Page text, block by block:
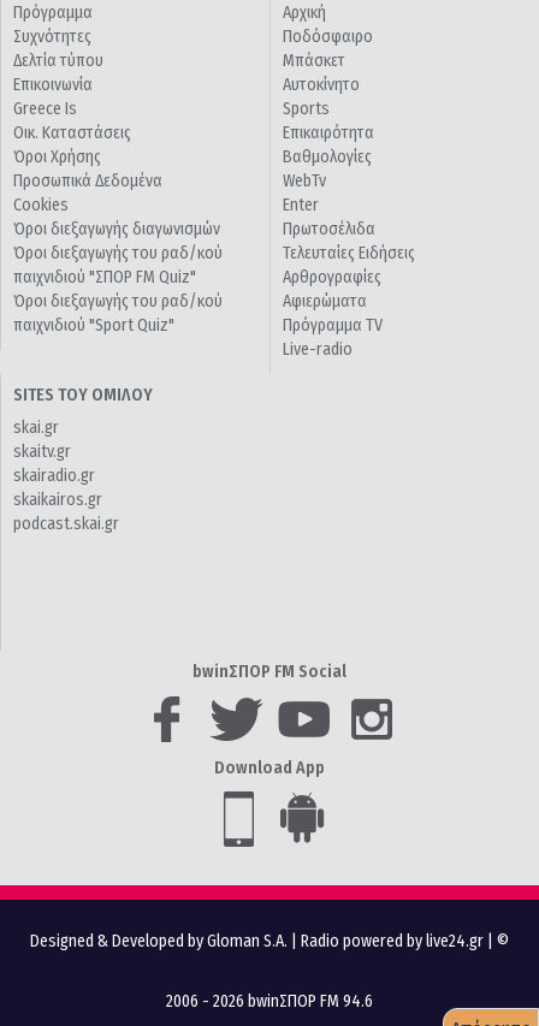
Πρόγραμμα
Συχνότητες
Δελτία τύπου
Επικοινωνία
Greece Is
Οικ. Καταστάσεις
Όροι Χρήσης
Προσωπικά Δεδομένα
Cookies
Όροι διεξαγωγής διαγωνισμών
Όροι διεξαγωγής του ραδ/κού
παιχνιδιού "ΣΠΟΡ FM Quiz"
Όροι διεξαγωγής του ραδ/κού
παιχνιδιού "Sport Quiz"
Αρχική
Ποδόσφαιρο
Μπάσκετ
Αυτοκίνητο
Sports
Επικαιρότητα
Βαθμολογίες
WebTv
Enter
Πρωτοσέλιδα
Τελευταίες Ειδήσεις
Αρθρογραφίες
Αφιερώματα
Πρόγραμμα TV
Live-radio
SITES ΤΟΥ ΟΜΙΛΟΥ
skai.gr
skaitv.gr
skairadio.gr
skaikairos.gr
podcast.skai.gr
bwinΣΠΟΡ FM Social
Download App
Designed & Developed by Gloman S.A. Radio powered by live24.gr | ©
2006 - 2026 bwinΣΠΟΡ FM 94.6